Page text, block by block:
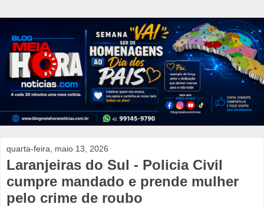
quarta-feira, maio 13, 2026
Laranjeiras do Sul - Policia Civil
cumpre mandado e prende mulher
pelo crime de roubo